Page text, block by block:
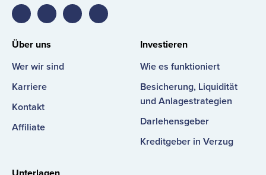
BondsterBondster
Über uns
Wer wir sind
Karriere
Kontakt
Affiliate
Investieren
Wie es funktioniert
Besicherung, Liquidität
und Anlagestrategien
Darlehensgeber
Kreditgeber in Verzug